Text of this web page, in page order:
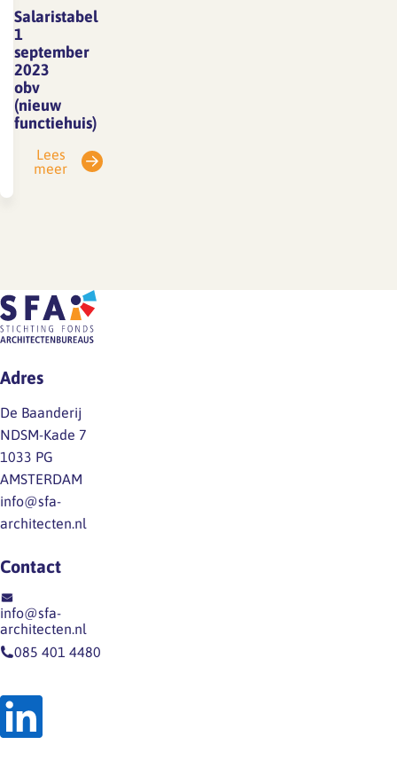
Salaristabel
1
september
2023
obv
(nieuw
functiehuis)
Lees
meer
Adres
De Baanderij
NDSM-Kade 7
1033 PG
AMSTERDAM
info@sfa-
architecten.nl
Contact
info@sfa-
architecten.nl
085 401 4480